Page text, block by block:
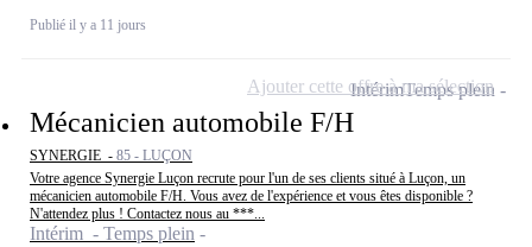
Publié il y a 11 jours
Mécanicien automobile F/H
SYNERGIE - 85 - LUÇON
Votre agence Synergie Luçon recrute pour l'un de ses clients situé à Luçon, un
mécanicien automobile F/H. Vous avez de l'expérience et vous êtes disponible ?
N'attendez plus ! Contactez nous au ***...
Intérim - Temps plein
IntérimTemps plein
Ajouter cette offre à ma sélection